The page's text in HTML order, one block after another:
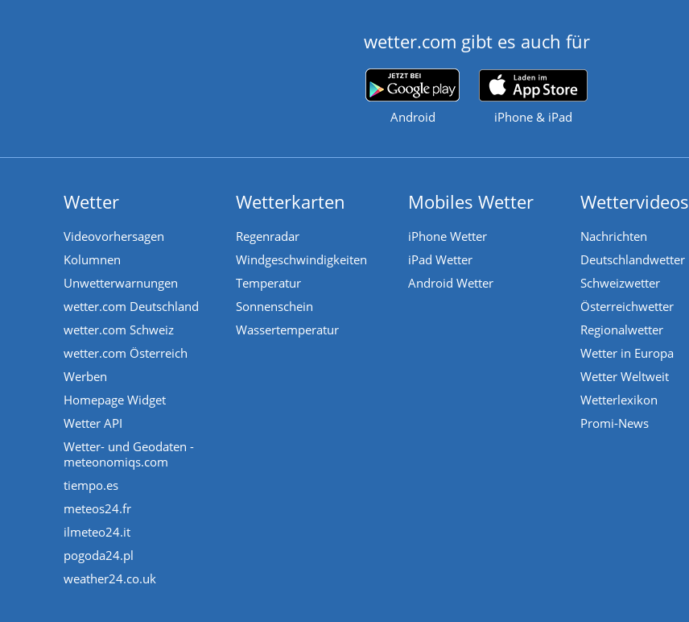
wetter.com gibt es auch für
Android iPhone & iPad
Wetter
Videovorhersagen
Kolumnen
Unwetterwarnungen
wetter.com Deutschland
wetter.com Schweiz
wetter.com Österreich
Werben
Homepage Widget
Wetter API
Wetter- und Geodaten -
meteonomiqs.com
tiempo.es
meteos24.fr
ilmeteo24.it
pogoda24.pl
weather24.co.uk
Wetterkarten
Regenradar
Windgeschwindigkeiten
Temperatur
Sonnenschein
Wassertemperatur
Mobiles Wetter
iPhone Wetter
iPad Wetter
Android Wetter
Wettervideos
Nachrichten
Deutschlandwetter
Schweizwetter
Österreichwetter
Regionalwetter
Wetter in Europa
Wetter Weltweit
Wetterlexikon
Promi-News